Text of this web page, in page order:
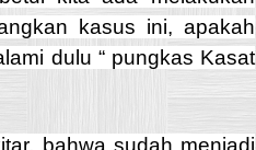
kasus ini, apakah
dulu “ pungkas Kasat
bahwa sudah menjadi